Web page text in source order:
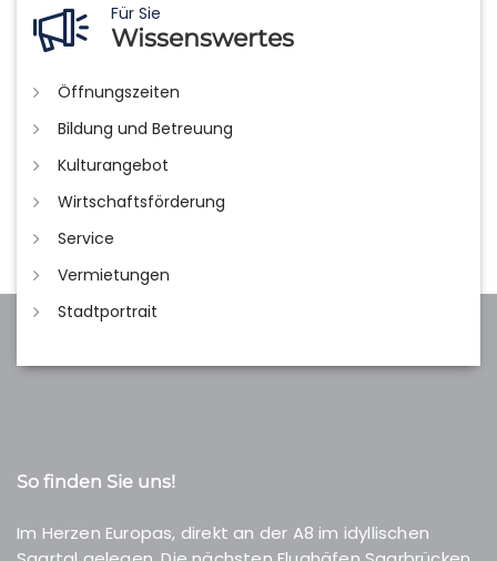
Für Sie
Wissenswertes
Öffnungszeiten
Bildung und Betreuung
Kulturangebot
Wirtschaftsförderung
Service
Vermietungen
Stadtportrait
So finden Sie uns!
Im Herzen Europas, direkt an der A8 im idyllischen